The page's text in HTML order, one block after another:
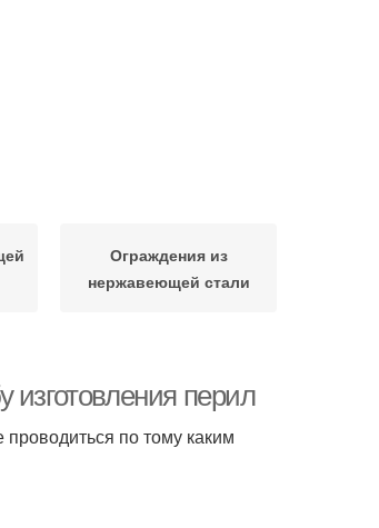
Ограждения из
нержавеющей стали
изготовления перил
по тому каким